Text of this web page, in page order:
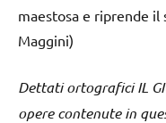
maestosa e riprende il
Maggini)
Dettati ortografici IL
opere contenute in